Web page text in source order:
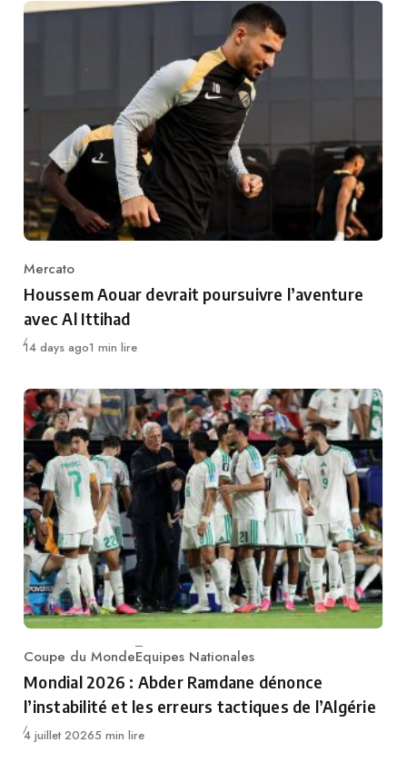
Category
Mercato
Houssem Aouar devrait poursuivre l’aventure
avec Al Ittihad
Publié
14 days ago1 min lire
Category
Coupe du MondeEquipes Nationales
Mondial 2026 : Abder Ramdane dénonce
l’instabilité et les erreurs tactiques de l’Algérie
Publié
4 juillet 20265 min lire